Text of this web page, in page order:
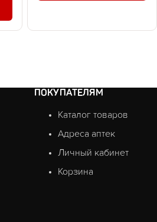
ПОКУПАТЕЛЯМ
Каталог товаров
Адреса аптек
Личный кабинет
Корзина